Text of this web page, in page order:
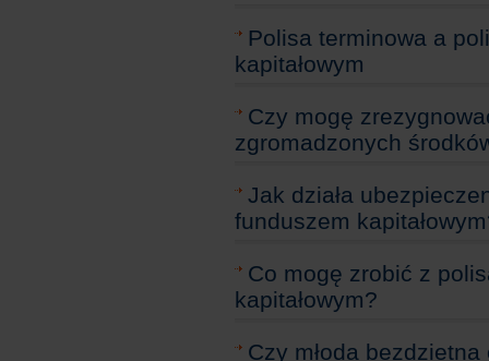
Polisa terminowa a
kapitałowym
Czy mogę
zgromadzonych
Jak działa
funduszem
Co mogę zrobić z
kapitałowym?
Czy młoda